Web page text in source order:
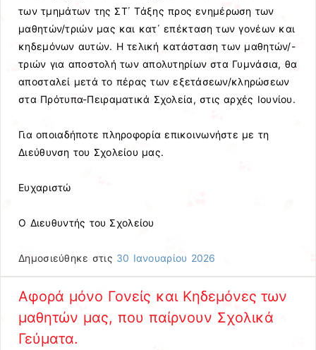
των τμημάτων της ΣΤ΄ Τάξης προς ενημέρωση των
μαθητών/τριών μας και κατ΄ επέκταση των γονέων και
κηδεμόνων αυτών. Η τελική κατάσταση των μαθητών/-
τριών για αποστολή των απολυτηρίων στα Γυμνάσια, θα
αποσταλεί μετά το πέρας των εξετάσεων/κληρώσεων
στα Πρότυπα-Πειραματικά Σχολεία, στις αρχές Ιουνίου.
Για οποιαδήποτε πληροφορία επικοινωνήστε με τη
Διεύθυνση του Σχολείου μας.
Ευχαριστώ
Ο Διευθυντής του Σχολείου
Δημοσιεύθηκε στις 30 Ιανουαρίου 2026
Αφορά μόνο Γονείς και Κηδεμόνες των
μαθητών μας, που παίρνουν Σχολικά
Γεύματα.